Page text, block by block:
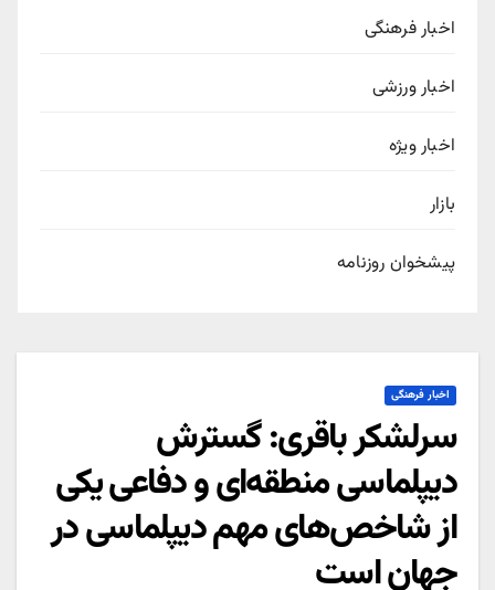
اخبار فرهنگی
اخبار ورزشی
اخبار ویژه
بازار
پیشخوان روزنامه
اخبار فرهنگی
سرلشکر باقری: گسترش
دیپلماسی منطقه‌ای و دفاعی یکی
از شاخص‌های مهم دیپلماسی در
جهان است